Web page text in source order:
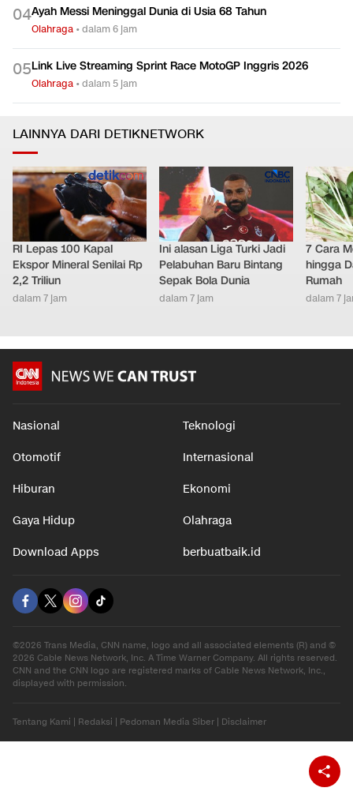
04Ayah Messi Meninggal Dunia di Usia 68 Tahun
Olahraga •dalam 6 jam
05Link Live Streaming Sprint Race MotoGP Inggris 2026
Olahraga •dalam 5 jam
LAINNYA DARI DETIKNETWORK
RI Lepas 100 Kapal
Ekspor Mineral Senilai Rp
2,2 Triliun
dalam 7 jam
Ini alasan Liga Turki Jadi
Pelabuhan Baru Bintang
Sepak Bola Dunia
dalam 7 jam
7 Cara
hingga
Rumah
dalam 7
Nasional Teknologi
Otomotif Internasional
Hiburan Ekonomi
Gaya Hidup Olahraga
Download Apps berbuatbaik.id
©2026 Trans Media, CNN name, logo and all associated elements (R) and ©
2026 Cable News Network, Inc. A Time Warner Company. All rights reserved.
CNN and the CNN logo are registered marks of Cable News Network, Inc.,
displayed with permission.
Tentang Kami Redaksi Pedoman Media Siber Disclaimer